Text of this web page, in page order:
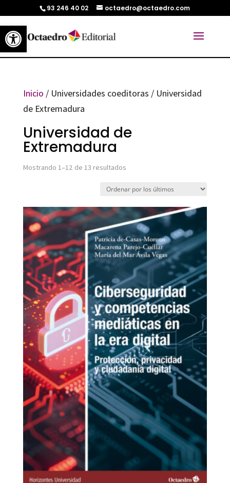
Abrir barra de herramientas
93 246 40 02 octaedro@octaedro.com
Inicio / Universidades coeditoras / Universidad
de Extremadura
Universidad de
Extremadura
Mostrando 1–12 de 13 resultadosOrdenado
últimos